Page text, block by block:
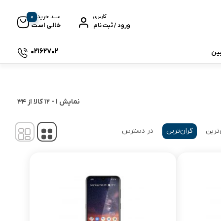
کاربری
ورود / ثبت نام
سبد خرید
خالی است
0
02162702
نمایش 1
-
12کالا از 34
گران‌ترین در دسترس